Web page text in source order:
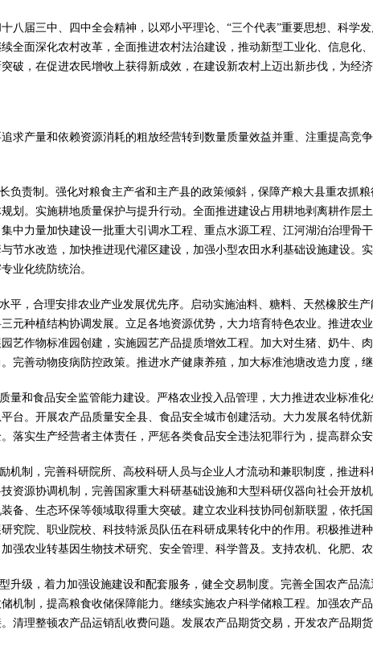
届三中、四中全会精神，以邓小平理论、“三个代表”重要思想、科学
全面深化农村改革，全面推进农村法治建设，推动新型工业化、信息化
破，在促进农民增收上获得新成效，在建设新农村上迈出新步伐，为经
产量和依赖资源消耗的粗放经营转到数量质量效益并重、注重提高竞
责制。强化对粮食主产省和主产县的政策倾斜，保障产粮大县重农抓
划。实施耕地质量保护与提升行动。全面推进建设占用耕地剥离耕作层
中力量加快建设一批重大引调水工程、重点水源工程、江河湖泊治理骨
节水改造，加快推进现代灌区建设，加强小型农田水利基础设施建设。
业化统防统治。
，合理安排农业产业发展优先序。启动实施油料、糖料、天然橡胶生
元种植结构协调发展。立足各地资源优势，大力培育特色农业。推进
艺作物标准园创建，实施园艺产品提质增效工程。加大对生猪、奶牛、
完善动物疫病防控政策。推进水产健康养殖，加大标准池塘改造力度，
和食品安全监管能力建设。严格农业投入品管理，大力推进农业标准
台。开展农产品质量安全县、食品安全城市创建活动。大力发展名特优
落实生产经营者主体责任，严惩各类食品安全违法犯罪行为，提高群众安
制，完善科研院所、高校科研人员与企业人才流动和兼职制度，推进
资源协调机制，完善国家重大科研基础设施和大型科研仪器向社会开放
备、生态环保等领域取得重大突破。建立农业科技协同创新联盟，依托
究院、职业院校、科技特派员队伍在科研成果转化中的作用。积极推进
强农业转基因生物技术研究、安全管理、科学普及。支持农机、化肥、农
级，着力加强设施建设和配套服务，健全交易制度。完善全国农产品
机制，提高粮食收储保障能力。继续实施农户科学储粮工程。加强农产
清理整顿农产品运销乱收费问题。发展农产品期货交易，开发农产品期